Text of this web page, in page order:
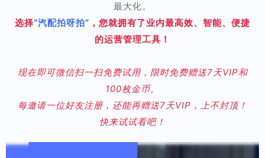
最大化。
选择“汽配拍呀拍” ，您就拥有了业内最高效、智能、便捷
的运营管理工具！
现在即可微信扫一扫免费试用，限时免费赠送7天VIP和
100枚金币。
每邀请一位好友注册，还能再赠送7天VIP，上不封顶！
快来试试看吧！